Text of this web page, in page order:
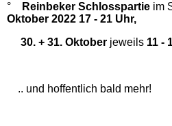
°
Reinbeker Schlosspartie im
Oktober 2022 17 - 21 Uhr,
30. + 31. Oktober jeweils 11 -
.. und hoffentlich bald mehr!